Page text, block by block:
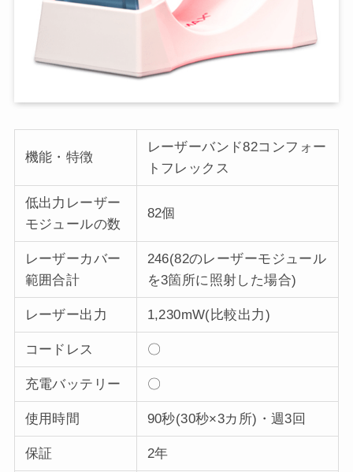
機能・特徴
レーザーバンド82コンフォー
トフレックス
低出力レーザー
モジュールの数
82個
レーザーカバー
範囲合計
246(82のレーザーモジュール
を3箇所に照射した場合)
レーザー出力 1,230mW(比較出力)
コードレス 〇
充電バッテリー 〇
使用時間 90秒(30秒×3カ所)・週3回
保証 2年